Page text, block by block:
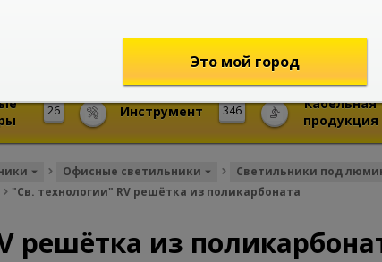
shop@mireks.ru
26 346
Инструмент
Кабельная
продукция
Офисные светильники Светильники под
"Св. технологии" RV решётка из поликарбоната
решётка из
Это мой город